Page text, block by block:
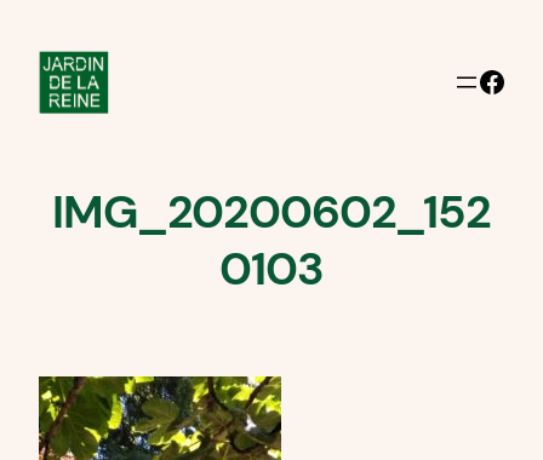
contenu
Facebook
IMG_20200602_152
0103